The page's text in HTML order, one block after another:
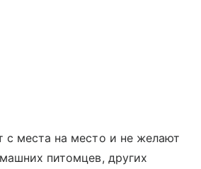
с места на место и не желают
питомцев, других